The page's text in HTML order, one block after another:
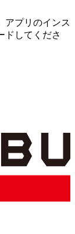
アプリのインス
ドしてくださ